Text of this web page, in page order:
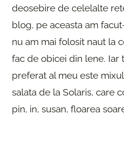
deosebire de celelalte
blog, pe aceasta am
nu am mai folosit naut la
fac de obicei din lene. Iar
preferat al meu este
salata de la Solaris, care
pin, in, susan, floarea